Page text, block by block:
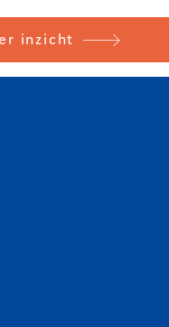
inzicht